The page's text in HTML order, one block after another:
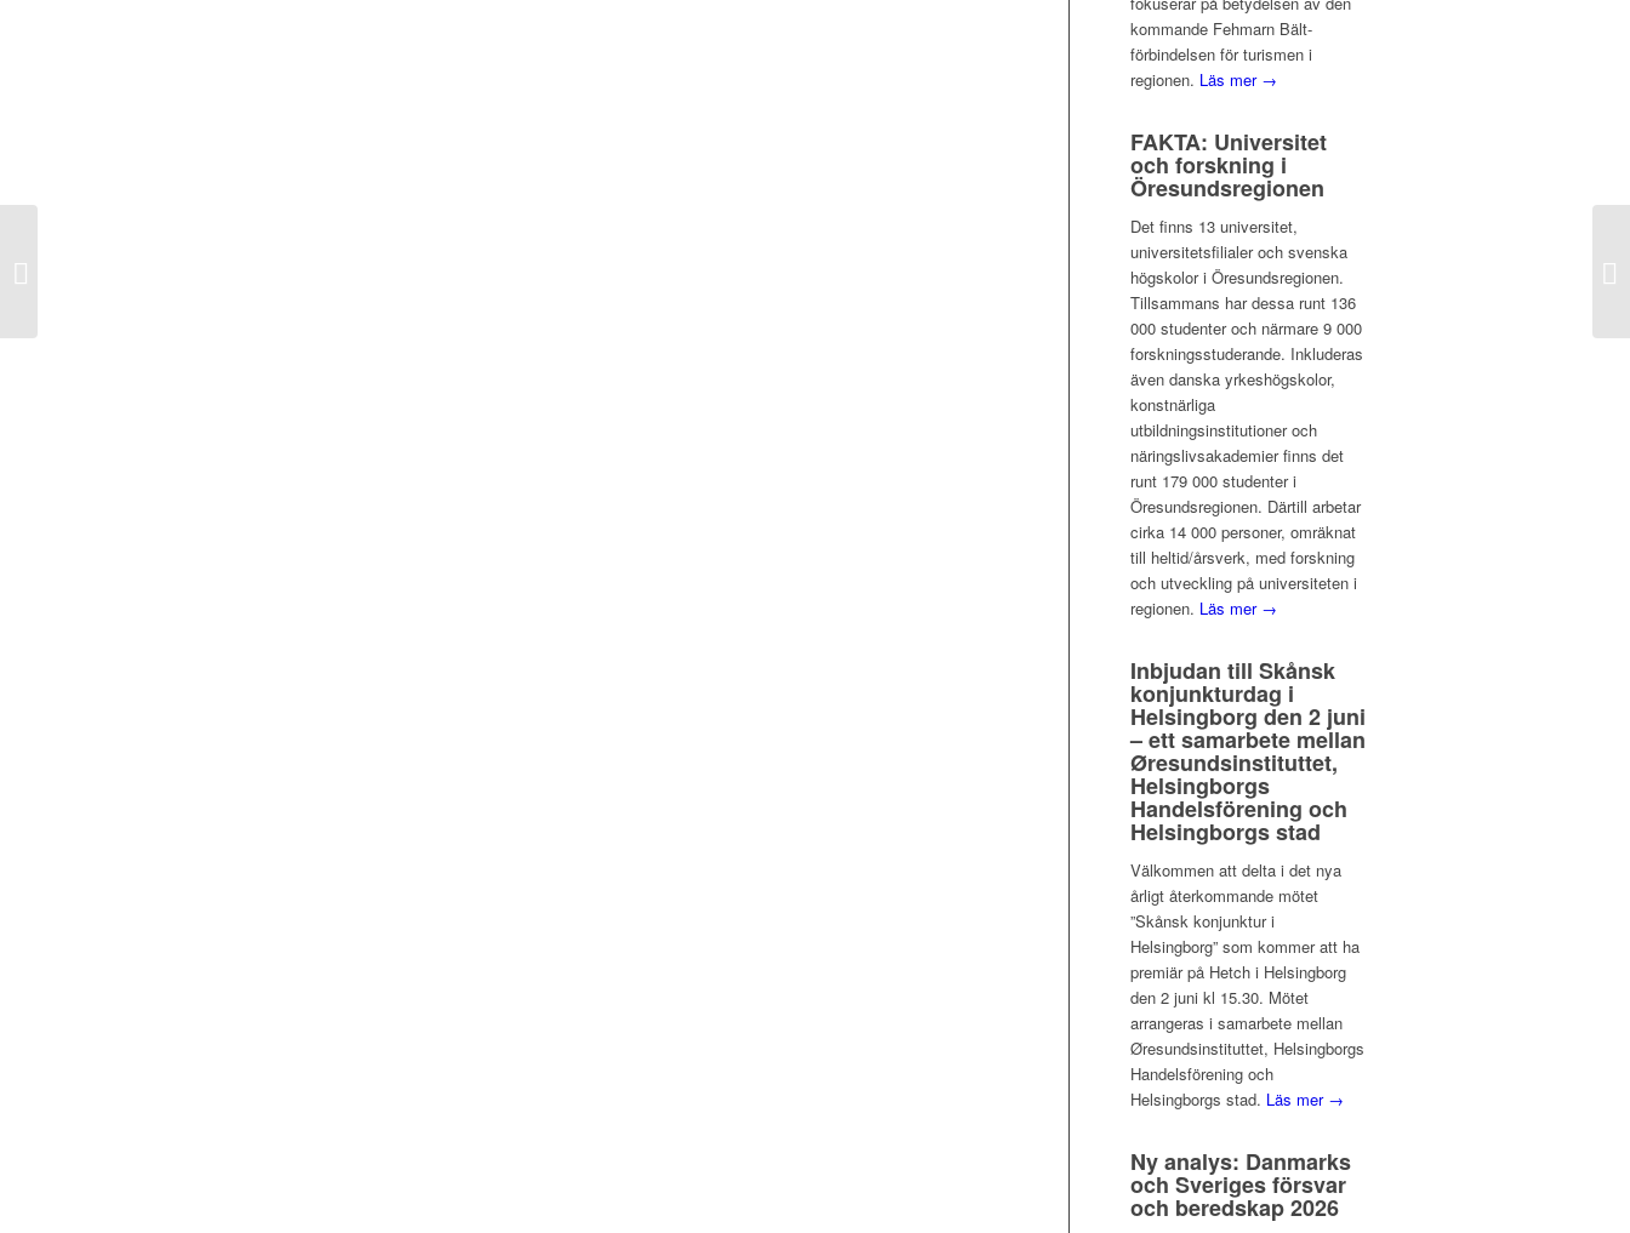
kommande Fehmarn Bält-
förbindelsen för turismen i
regionen. Läs mer →
FAKTA: Universitet
och forskning i
Öresundsregionen
Det finns 13 universitet,
universitetsfilialer och svenska
högskolor i Öresundsregionen.
Tillsammans har dessa runt 136
000 studenter och närmare 9 000
forskningsstuderande. Inkluderas
även danska yrkeshögskolor,
konstnärliga
utbildningsinstitutioner och
näringslivsakademier finns det
runt 179 000 studenter i
Öresundsregionen. Därtill arbetar
cirka 14 000 personer, omräknat
till heltid/årsverk, med forskning
och utveckling på universiteten i
regionen. Läs mer →
Inbjudan till Skånsk
konjunkturdag i
Helsingborg den 2 juni
– ett samarbete mellan
Øresundsinstituttet,
Helsingborgs
Handelsförening och
Helsingborgs stad
Välkommen att delta i det nya
årligt återkommande mötet
”Skånsk konjunktur i
Helsingborg” som kommer att ha
premiär på Hetch i Helsingborg
den 2 juni kl 15.30. Mötet
arrangeras i samarbete mellan
Øresundsinstituttet, Helsingborgs
Handelsförening och
Helsingborgs stad. Läs mer →
Ny analys: Danmarks
och Sveriges försvar
och beredskap 2026